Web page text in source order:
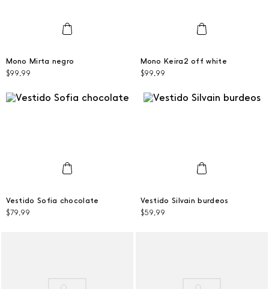
AGREGAR AL CARRITO
Mono Mirta negro
$99 99
AGREGAR AL CARRITO
Mono Keira2 off white
$99 99
L
Vestido Sofia chocolate
$79,99
L
Vestido Silvain burdeos
$59,99